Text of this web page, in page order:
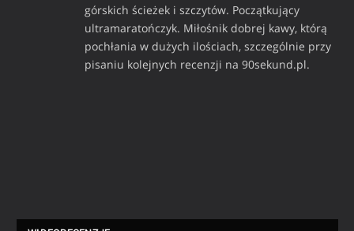
górskich ścieżek i szczytów. Początkujący
ultramaratończyk. Miłośnik dobrej kawy, którą
pochłania w dużych ilościach, szczególnie przy
pisaniu kolejnych recenzji na 90sekund.pl.